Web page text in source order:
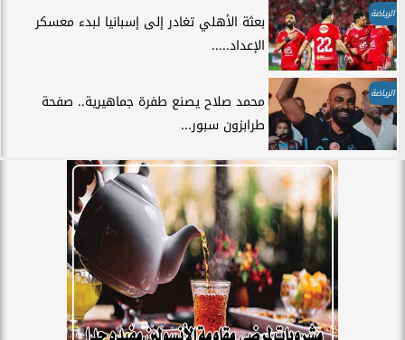
الرياضة
بعثة الأهلي تغادر إلى إسبانيا لبدء معسكر
الإعداد.....
الرياضة
محمد صلاح يصنع طفرة جماهيرية.. صفحة
طرابزون سبور...